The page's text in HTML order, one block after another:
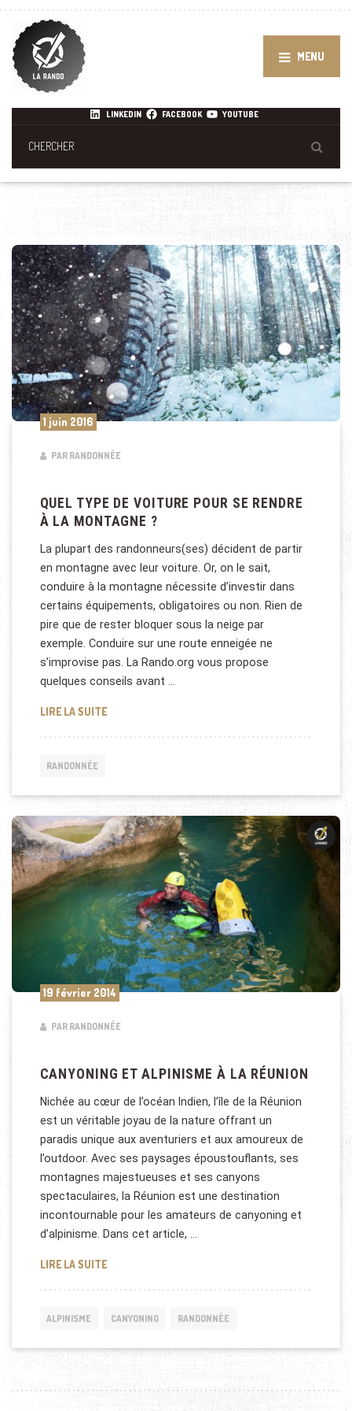
MENU
LINKEDIN FACEBOOK YOUTUBE
1 juin 2016
PAR RANDONNÉE
QUEL TYPE DE VOITURE POUR SE RENDRE
À LA MONTAGNE ?
La plupart des randonneurs(ses) décident de partir
en montagne avec leur voiture. Or, on le sait,
conduire à la montagne nécessite d’investir dans
certains équipements, obligatoires ou non. Rien de
pire que de rester bloquer sous la neige par
exemple. Conduire sur une route enneigée ne
s’improvise pas. La Rando.org vous propose
quelques conseils avant …
LIRE LA SUITEQUEL TYPE DE VOITURE POUR SE RENDRE À LA
RANDONNÉE
19 février 2014
PAR RANDONNÉE
CANYONING ET ALPINISME À LA RÉUNION
Nichée au cœur de l’océan Indien, l’île de la Réunion
est un véritable joyau de la nature offrant un
paradis unique aux aventuriers et aux amoureux de
l’outdoor. Avec ses paysages époustouflants, ses
montagnes majestueuses et ses canyons
spectaculaires, la Réunion est une destination
incontournable pour les amateurs de canyoning et
d’alpinisme. Dans cet article, …
LIRE LA SUITECANYONING ET ALPINISME À LA RÉUNION
ALPINISME CANYONING RANDONNÉE